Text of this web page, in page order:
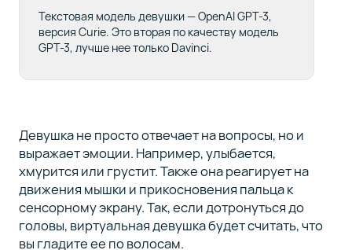
Текстовая модель девушки — OpenAI GPT-3,
версия Curie. Это вторая по качеству модель
GPT-3, лучше нее только Davinci.
Девушка не просто отвечает на вопросы, но и
выражает эмоции. Например, улыбается,
хмурится или грустит. Также она реагирует на
движения мышки и прикосновения пальца к
сенсорному экрану. Так, если дотронуться до
головы, виртуальная девушка будет считать, что
вы гладите ее по волосам.